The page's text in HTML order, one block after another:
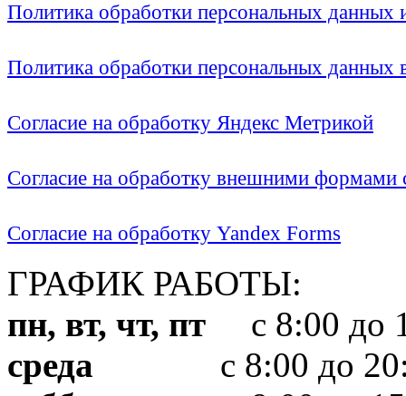
Политика обработки персональных
Политика обработки персональных
Согласие на обработку Яндекс Метрикой
Согласие на обработку внешними формами
Согласие на обработку Yandex Forms
ГРАФИК РАБОТЫ:
пн, вт, чт, пт с 8:00 до
среда с 8:00 до